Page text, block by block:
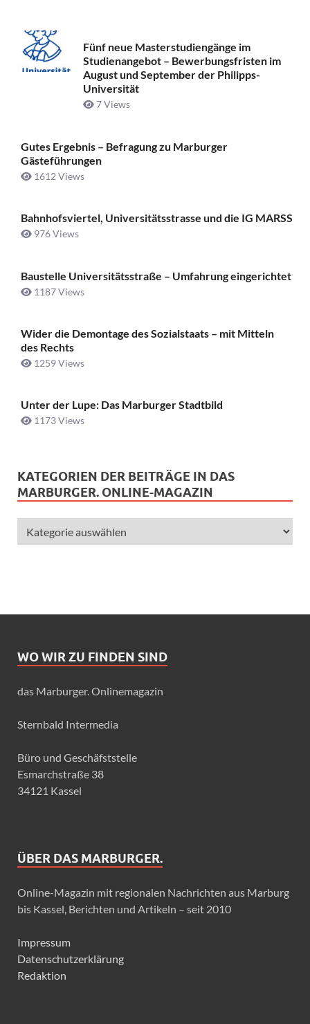
Fünf neue Masterstudiengänge im
Studienangebot – Bewerbungsfristen im
August und September der Philipps-
Universität
7 Views
Gutes Ergebnis – Befragung zu Marburger
Gästeführungen
1612 Views
Bahnhofsviertel, Universitätsstrasse und die IG MARSS
976 Views
Baustelle Universitätsstraße ­– Umfahrung eingerichtet
1187 Views
Wider die Demontage des Sozialstaats – mit Mitteln
des Rechts
1259 Views
Unter der Lupe: Das Marburger Stadtbild
1173 Views
KATEGORIEN DER BEITRÄGE IN DAS
MARBURGER. ONLINE-MAGAZIN
WO WIR ZU FINDEN SIND
das Marburger. Onlinemagazin
Sternbald Intermedia
Büro und Geschäfststelle
Esmarchstraße 38
34121 Kassel
ÜBER DAS MARBURGER.
Online-Magazin mit regionalen Nachrichten aus Marburg
bis Kassel, Berichten und Artikeln – seit 2010
Impressum
Datenschutzerklärung
Redaktion